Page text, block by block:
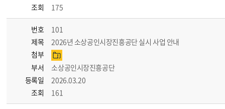
조회
175
번호
101
제목
2026년 소상공인시장진흥공단 실시 사업 안내
첨부
부서
소상공인시장진흥공단
등록일
2026.03.20
조회
161